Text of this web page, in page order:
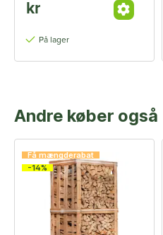
kr
På lager
Andre køber også
Få mængderabat
-14%